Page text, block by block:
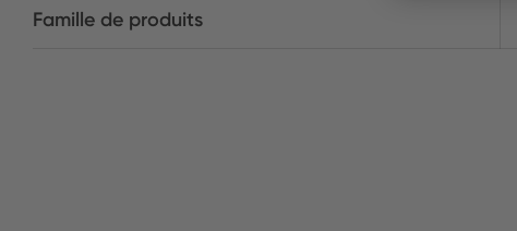
Famille de produits